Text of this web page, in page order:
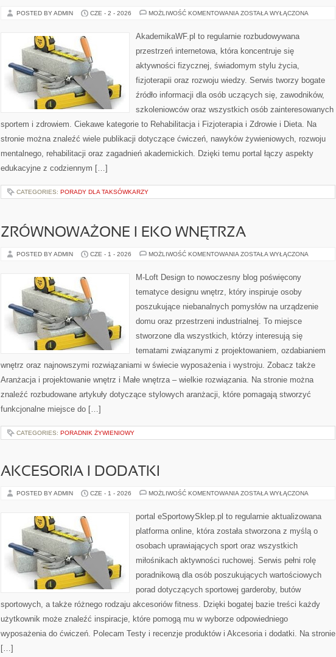
POSTED BY ADMIN CZE - 2 - 2026 MOŻLIWOŚĆ KOMENTOWANIA HISTORIA
ZOSTAŁA WYŁĄCZONA
AkademikaWF.pl to regularnie rozbudowywana
przestrzeń internetowa, która koncentruje się
aktywności fizycznej, świadomym stylu życia,
fizjoterapii oraz rozwoju wiedzy. Serwis tworzy bogate
źródło informacji dla osób uczących się, zawodników,
szkoleniowców oraz wszystkich osób zainteresowanych
sportem i zdrowiem. Ciekawe kategorie to Rehabilitacja i Fizjoterapia i Zdrowie i Dieta. Na
stronie można znaleźć wiele publikacji dotyczące ćwiczeń, nawyków żywieniowych, rozwoju
mentalnego, rehabilitacji oraz zagadnień akademickich. Dzięki temu portal łączy aspekty
edukacyjne z codziennym […]
CATEGORIES: PORADY DLA TAKSÓWKARZY
ZRÓWNOWAŻONE I EKO WNĘTRZA
POSTED BY ADMIN CZE - 1 - 2026 MOŻLIWOŚĆ KOMENTOWANIA ZRÓWNOWAŻONE
WNĘTRZA
ZOSTAŁA WYŁĄCZONA
M-Loft Design to nowoczesny blog poświęcony
tematyce designu wnętrz, który inspiruje osoby
poszukujące niebanalnych pomysłów na urządzenie
domu oraz przestrzeni industrialnej. To miejsce
stworzone dla wszystkich, którzy interesują się
tematami związanymi z projektowaniem, ozdabianiem
wnętrz oraz najnowszymi rozwiązaniami w świecie wyposażenia i wystroju. Zobacz także
Aranżacja i projektowanie wnętrz i Małe wnętrza – wielkie rozwiązania. Na stronie można
znaleźć rozbudowane artykuły dotyczące stylowych aranżacji, które pomagają stworzyć
funkcjonalne miejsce do […]
CATEGORIES: PORADNIK ŻYWIENIOWY
AKCESORIA I DODATKI
POSTED BY ADMIN CZE - 1 - 2026 MOŻLIWOŚĆ KOMENTOWANIA AKCESORIA
ZOSTAŁA WYŁĄCZONA
portal eSportowySklep.pl to regularnie aktualizowana
platforma online, która została stworzona z myślą o
osobach uprawiających sport oraz wszystkich
miłośnikach aktywności ruchowej. Serwis pełni rolę
poradnikową dla osób poszukujących wartościowych
porad dotyczących sportowej garderoby, butów
sportowych, a także różnego rodzaju akcesoriów fitness. Dzięki bogatej bazie treści każdy
użytkownik może znaleźć inspiracje, które pomogą mu w wyborze odpowiedniego
wyposażenia do ćwiczeń. Polecam Testy i recenzje produktów i Akcesoria i dodatki. Na stronie
[…]